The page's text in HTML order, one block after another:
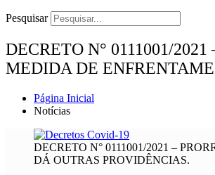
Pesquisar
DECRETO N° 0111001/
MEDIDA DE
Página Inicial
Notícias
DECRETO N° 0111001/2021 –
DÁ OUTRAS PROVIDÊNCIAS.